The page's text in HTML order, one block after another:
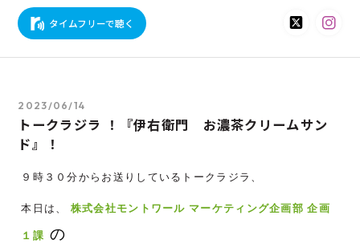
タイムフリーで聴く
2023/06/14
トークラジラ ！『伊右衛門 お濃茶クリームサン
ド』！
９時３０分からお送りしているトークラジラ、
本日は、
株式会社モントワール マーケティング企画部 企画
１課 の